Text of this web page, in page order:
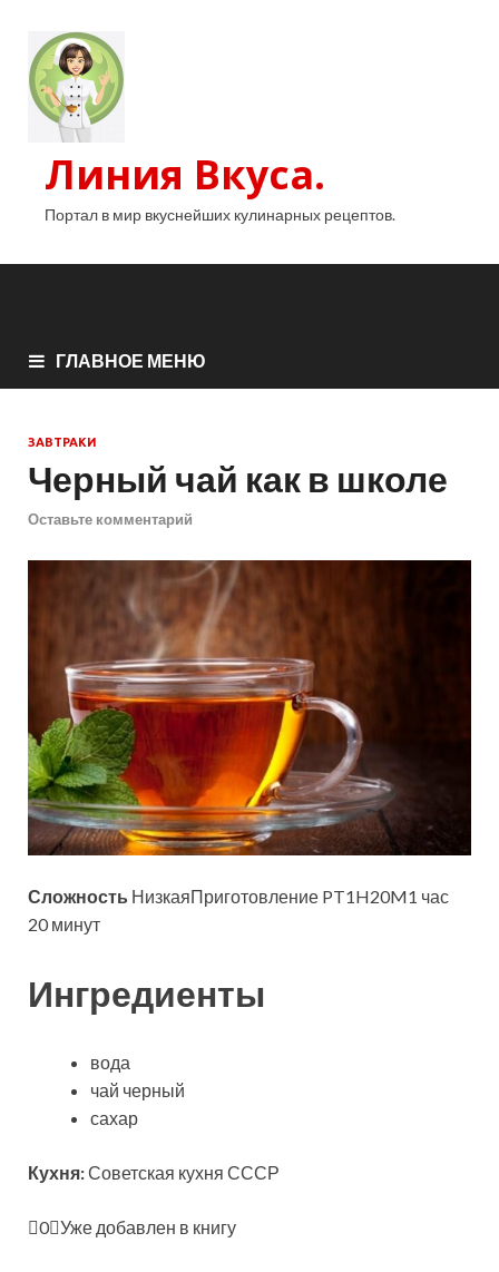
Линия Вкуса.
Портал в мир вкуснейших кулинарных рецептов.
ГЛАВНОЕ МЕНЮ
ЗАВТРАКИ
Черный чай как в школе
Оставьте комментарий
Сложность НизкаяПриготовление PT1H20M1 час
20 минут
Ингредиенты
вода
чай черный
сахар
Кухня:Советская кухня СССР
0 Уже добавлен в книгу